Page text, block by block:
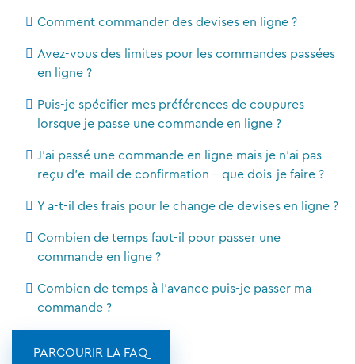
Comment commander des devises en ligne ?
Avez-vous des limites pour les commandes passées
en ligne ?
Puis-je spécifier mes préférences de coupures
lorsque je passe une commande en ligne ?
J'ai passé une commande en ligne mais je n'ai pas
reçu d'e-mail de confirmation - que dois-je faire ?
Y a-t-il des frais pour le change de devises en ligne ?
Combien de temps faut-il pour passer une
commande en ligne ?
Combien de temps à l'avance puis-je passer ma
commande ?
PARCOURIR LA FAQ